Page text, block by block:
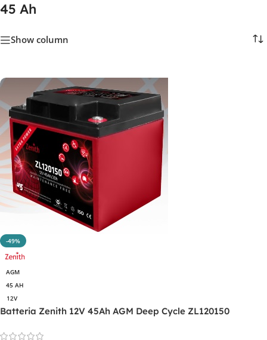
45 Ah
Show column
-49%
AGM
45 AH
12V
Batteria Zenith 12V 45Ah AGM Deep Cycle ZL120150